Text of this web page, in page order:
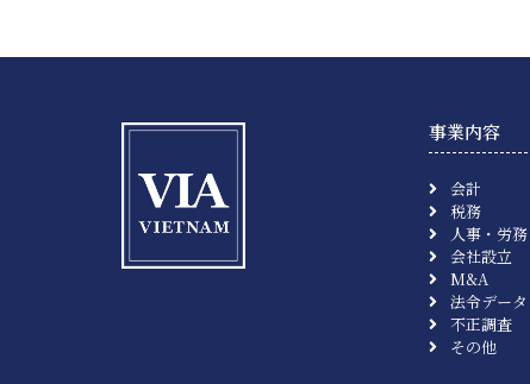
事業内容
会計
税務
人事・労務
会社設立
M&A
法令データ
不正調査
その他